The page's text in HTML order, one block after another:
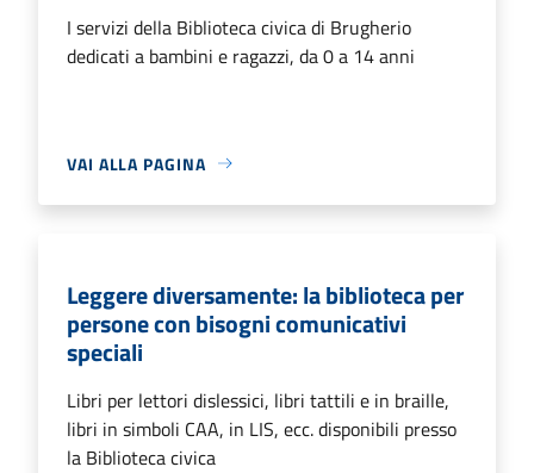
I servizi della Biblioteca civica di Brugherio
dedicati a bambini e ragazzi, da 0 a 14 anni
VAI ALLA PAGINA
Leggere diversamente: la biblioteca per
persone con bisogni comunicativi
speciali
Libri per lettori dislessici, libri tattili e in braille,
libri in simboli CAA, in LIS, ecc. disponibili presso
la Biblioteca civica